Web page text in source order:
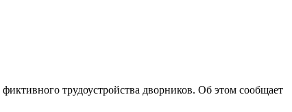
трудоустройства дворников. Об этом сообщает